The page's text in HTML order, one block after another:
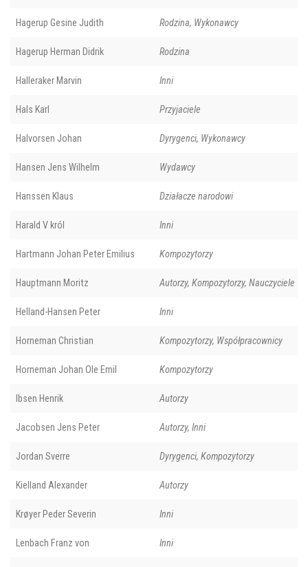
Hagerup Gesine Judith Rodzina, Wykonawcy
Hagerup Herman Didrik Rodzina
Halleraker Marvin Inni
Hals Karl Przyjaciele
Halvorsen Johan Dyrygenci, Wykonawcy
Hansen Jens Wilhelm Wydawcy
Hanssen Klaus Działacze narodowi
Harald V król Inni
Hartmann Johan Peter Emilius Kompozytorzy
Hauptmann Moritz Autorzy, Kompozytorzy, Nauczyciele
Helland-Hansen Peter Inni
Horneman Christian Kompozytorzy, Współpracownicy
Horneman Johan Ole Emil Kompozytorzy
Ibsen Henrik Autorzy
Jacobsen Jens Peter Autorzy, Inni
Jordan Sverre Dyrygenci, Kompozytorzy
Kielland Alexander Autorzy
Krøyer Peder Severin Inni
Lenbach Franz von Inni